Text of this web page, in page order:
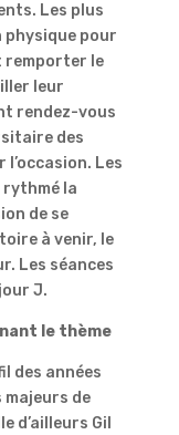
Les plus
pour
le
leur
rendez-vous
des
Les
la
de se
à venir, le
Les séances
J.
le thème
des années
majeurs de
d’ailleurs Gil